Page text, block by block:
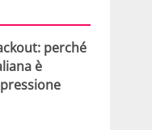
perché
è